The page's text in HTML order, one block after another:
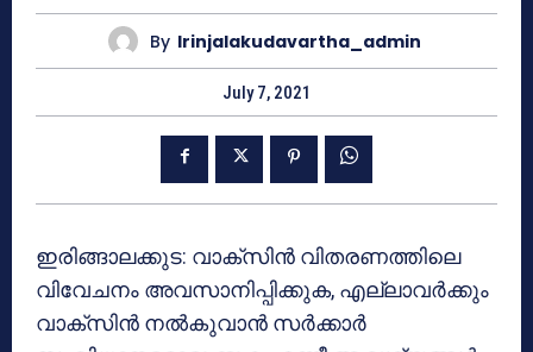
By Irinjalakudavartha_admin
July 7, 2021
ഇരിങ്ങാലക്കുട: വാക്‌സിൻ വിതരണത്തിലെ
വിവേചനം അവസാനിപ്പിക്കുക, എല്ലാവർക്കും
വാക്‌സിൻ നൽകുവാൻ സർക്കാർ